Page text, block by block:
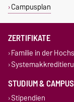
Campusplan
ZERTIFIKATE
Familie in der
STUDIUM & CAMPUS
Stipendien